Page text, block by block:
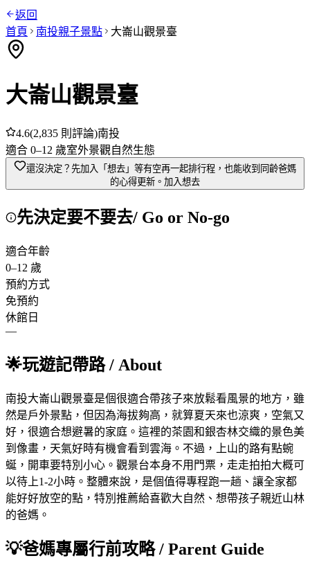
返回
首頁
南投親子景點 大崙山觀景臺
大崙山觀景臺
4.6(2,835 則評論)南投
適合 0–12 歲室外景觀自然生態
還沒決定？先加入「想去」 等有空再一起排行程，也能收到同齡爸媽
的心得更新。 加入想去
先決定要不要去/ Go or No-go
適合年齡
0–12 歲
預約方式
免預約
休館日
—
🌟玩遊記帶路/ About
南投大崙山觀景臺是個很適合帶孩子來放鬆看風景的地方，雖
然是戶外景點，但因為海拔夠高，就算夏天來也涼爽，空氣又
好，很適合想避暑的家庭。這裡的茶園和銀杏林交織的景色美
到像畫，天氣好時有機會看到雲海。不過，上山的路有點蜿
蜒，開車要特別小心。觀景台本身不用門票，走走拍拍大概可
以待上1-2小時。整體來說，是個值得專程跑一趟、讓全家都
能好好放空的點，特別推薦給喜歡大自然、想帶孩子親近山林
的爸媽。
💡爸媽專屬行前攻略 / Parent Guide